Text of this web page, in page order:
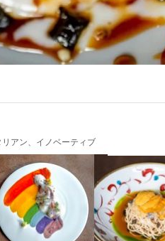
アン、イノベーティブ